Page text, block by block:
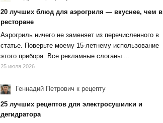
20 лучших блюд для аэрогриля — вкуснее, чем в
ресторане
Аэрогриль ничего не заменяет из перечисленного в
статье. Поверьте моему 15-летнему использование
этого прибора. Все рекламные слоганы ...
25 июля 2026
Геннадий Петрович к рецепту
25 лучших рецептов для электросушилки и
дегидратора